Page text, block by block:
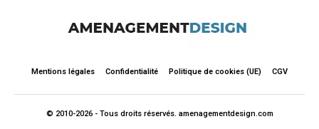
Mentions légales Confidentialité Politique de cookies (UE) CGV
© 2010-2026 - Tous droits réservés. amenagementdesign.com